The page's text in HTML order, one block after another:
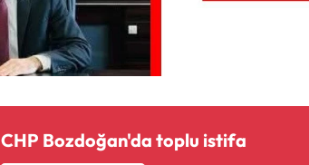
CHP Bozdoğan'da toplu istifa